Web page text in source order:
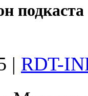
| RDT-